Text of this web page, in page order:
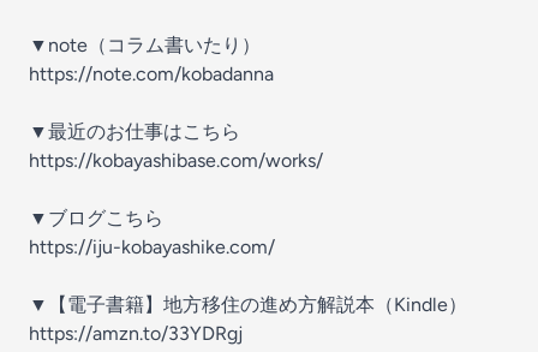
▼note（コラム書いたり）
https://note.com/kobadanna
▼最近のお仕事はこちら
https://kobayashibase.com/works/
▼ブログこちら
https://iju-kobayashike.com/
▼【電子書籍】地方移住の進め方解説本（Kindle）
https://amzn.to/33YDRgj